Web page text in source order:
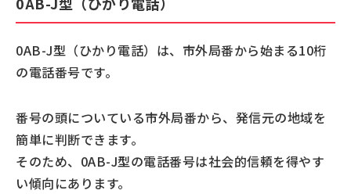
0AB-J型（ひかり電話）は、市外局番から始まる10桁
の電話番号です。
番号の頭についている市外局番から、発信元の地域を
簡単に判断できます。
そのため、0AB-J型の電話番号は社会的信頼を得やす
い傾向にあります。